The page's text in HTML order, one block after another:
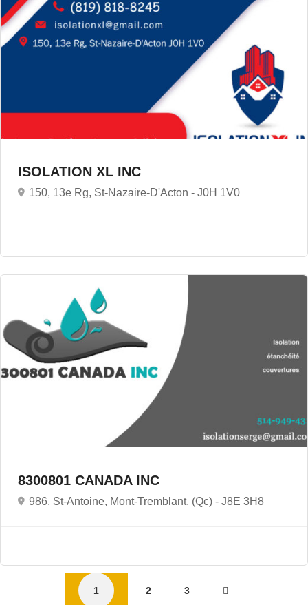
ISOLATION XL INC
150, 13e Rg, St-Nazaire-D'Acton - J0H 1V0
8300801 CANADA INC
986, St-Antoine, Mont-Tremblant, (Qc) - J8E 3H8
1 2 3